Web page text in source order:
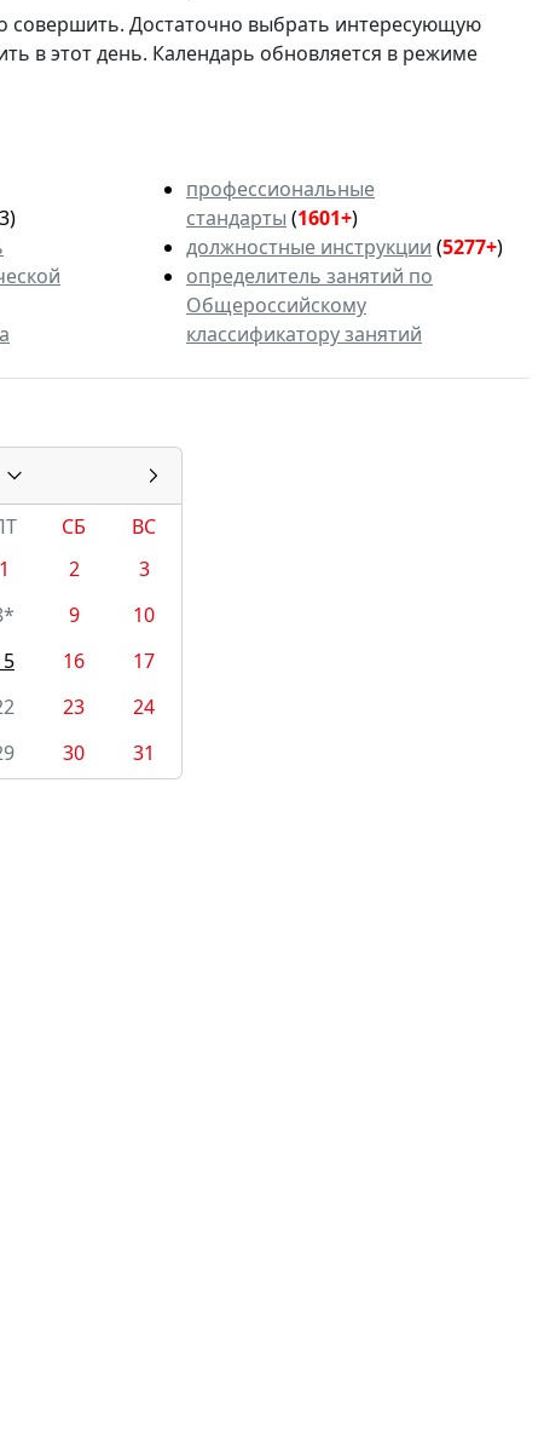
совершить. Достаточно выбрать интересующую
в этот день. Календарь обновляется в режиме
профессиональные
стандарты (1601+)
должностные инструкции (5277+)
определитель занятий по
Общероссийскому
классификатору занятий
СБ
ВС
1
2
3
9
10
16
17
23
24
30 31